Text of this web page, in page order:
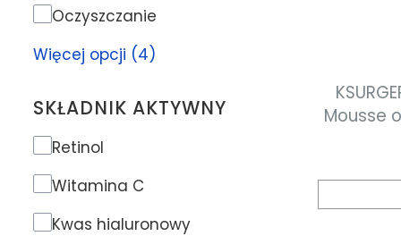
Oczyszczanie
Więcej opcji (4)
SKŁADNIK AKTYWNY
Składnik aktywny
Retinol
Witamina C
Kwas hialuronowy
Mousse